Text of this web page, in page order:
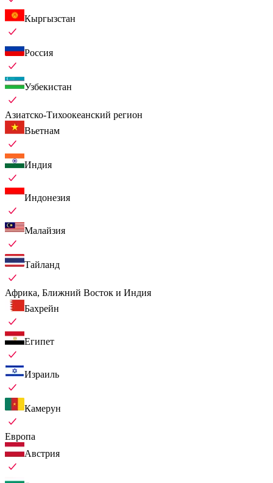
Кыргызстан
Россия
Узбекистан
Азиатско-Тихоокеанский регион
Вьетнам
Индия
Индонезия
Малайзия
Тайланд
Африка, Ближний Восток и Индия
Бахрейн
Египет
Израиль
Камерун
Европа
Австрия